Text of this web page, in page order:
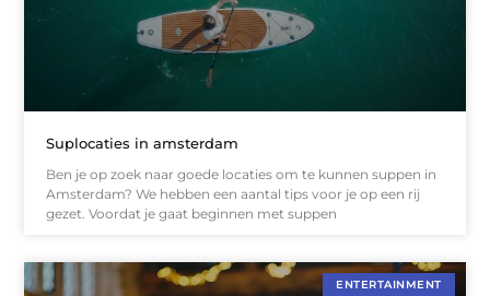
Suplocaties in amsterdam
Ben je op zoek naar goede locaties om te kunnen suppen in
Amsterdam? We hebben een aantal tips voor je op een rij
gezet. Voordat je gaat beginnen met suppen
ENTERTAINMENT